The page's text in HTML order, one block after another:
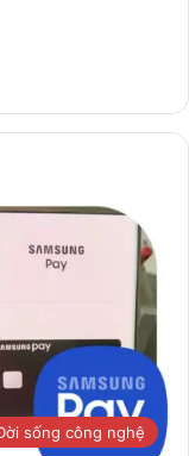
sống công nghệ